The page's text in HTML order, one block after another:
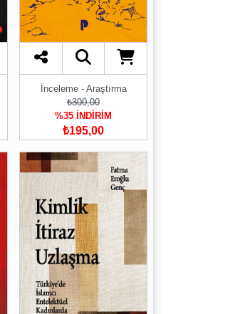
İnceleme - Araştırma
₺300,00
%35 İNDİRİM
₺195,00